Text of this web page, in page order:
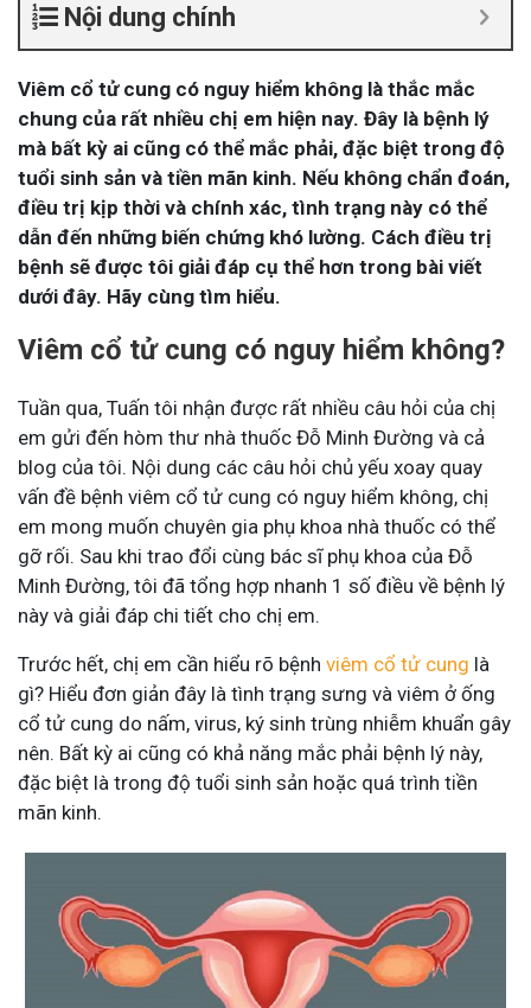
Nội dung chính
Viêm cổ tử cung có nguy hiểm không là thắc mắc
chung của rất nhiều chị em hiện nay. Đây là bệnh lý
mà bất kỳ ai cũng có thể mắc phải, đặc biệt trong độ
tuổi sinh sản và tiền mãn kinh. Nếu không chẩn đoán,
điều trị kịp thời và chính xác, tình trạng này có thể
dẫn đến những biến chứng khó lường. Cách điều trị
bệnh sẽ được tôi giải đáp cụ thể hơn trong bài viết
dưới đây. Hãy cùng tìm hiểu.
Viêm cổ tử cung có nguy hiểm không?
Tuần qua, Tuấn tôi nhận được rất nhiều câu hỏi của chị
em gửi đến hòm thư nhà thuốc Đỗ Minh Đường và cả
blog của tôi. Nội dung các câu hỏi chủ yếu xoay quay
vấn đề bệnh viêm cổ tử cung có nguy hiểm không, chị
em mong muốn chuyên gia phụ khoa nhà thuốc có thể
gỡ rối. Sau khi trao đổi cùng bác sĩ phụ khoa của Đỗ
Minh Đường, tôi đã tổng hợp nhanh 1 số điều về bệnh lý
này và giải đáp chi tiết cho chị em.
Trước hết, chị em cần hiểu rõ bệnh viêm cổ tử cung là
gì? Hiểu đơn giản đây là tình trạng sưng và viêm ở ống
cổ tử cung do nấm, virus, ký sinh trùng nhiễm khuẩn gây
nên. Bất kỳ ai cũng có khả năng mắc phải bệnh lý này,
đặc biệt là trong độ tuổi sinh sản hoặc quá trình tiền
mãn kinh.